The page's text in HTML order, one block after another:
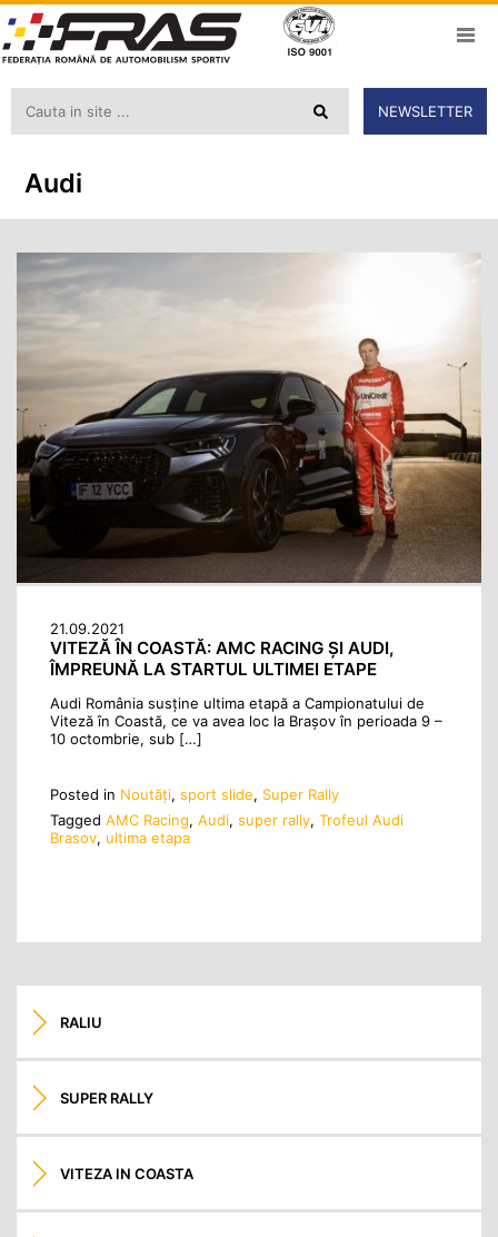
NEWSLETTER
Audi
21.09.2021
VITEZĂ ÎN COASTĂ: AMC RACING ȘI AUDI,
ÎMPREUNĂ LA STARTUL ULTIMEI ETAPE
Audi România susține ultima etapă a Campionatului de
Viteză în Coastă, ce va avea loc la Brașov în perioada 9 –
10 octombrie, sub […]
Posted in Noutăţi, sport slide, Super Rally
Tagged AMC Racing, Audi, super rally, Trofeul Audi
Brasov, ultima etapa
RALIU
SUPER RALLY
VITEZA IN COASTA